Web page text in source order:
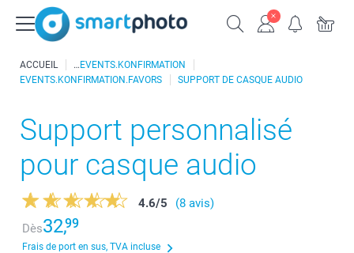
ACCUEIL
EVENTS.KONFIRMATION
EVENTS.KONFIRMATION.FAVORS
SUPPORT DE CASQUE AUDIO
Support personnalisé
pour casque audio
4.6/5
(8 avis)
Dès32,99
Frais de port en sus, TVA incluse